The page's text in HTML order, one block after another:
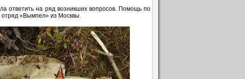
ответить на ряд возникших вопросов. Помощь по
отряд «Вымпел» из Москвы.